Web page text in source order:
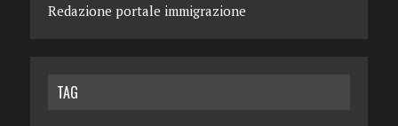
Redazione portale immigrazione
TAG